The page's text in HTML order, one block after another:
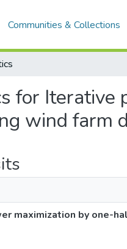
Communities & Collections
for Iterative
wind farm
maximization by one-